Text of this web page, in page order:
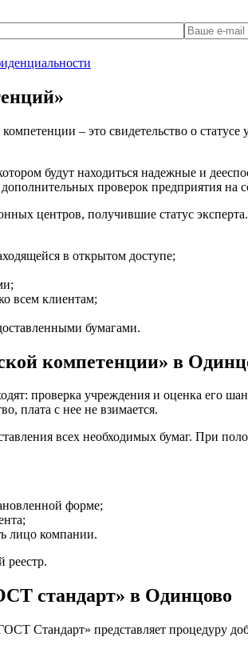
– это свидетельство о
будут находиться надежные и
проверок предприятия
центров, получившие статус
в открытом доступе;
всем клиентам;
бумагами.
компетенции» в
проверка учреждения и оценка его
плата с нее не взимается.
всех необходимых бумаг. При
форме;
лицо компании.
реестр.
стандарт» в Одинцово
Стандарт» представляет процедуру